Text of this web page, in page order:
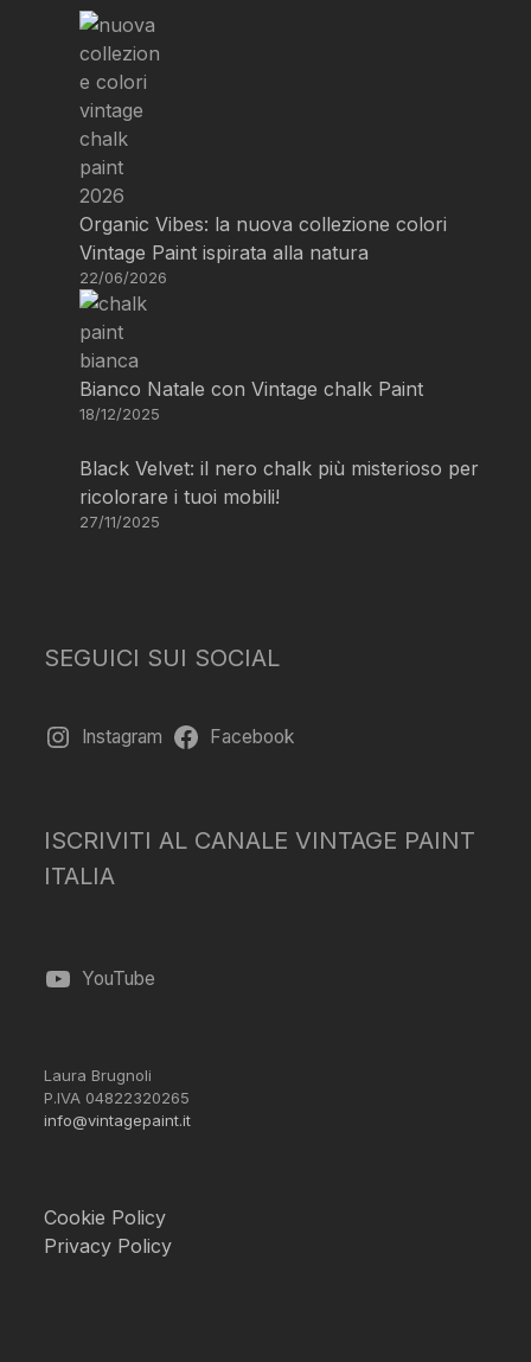
Organic Vibes: la nuova collezione colori
Vintage Paint ispirata alla natura
22/06/2026
Bianco Natale con Vintage chalk Paint
18/12/2025
Black Velvet: il nero chalk più misterioso per
ricolorare i tuoi mobili!
27/11/2025
SEGUICI SUI SOCIAL
Instagram Facebook
ISCRIVITI AL CANALE VINTAGE PAINT
ITALIA
YouTube
Laura Brugnoli
P.IVA 04822320265
info@vintagepaint.it
Cookie Policy
Privacy Policy